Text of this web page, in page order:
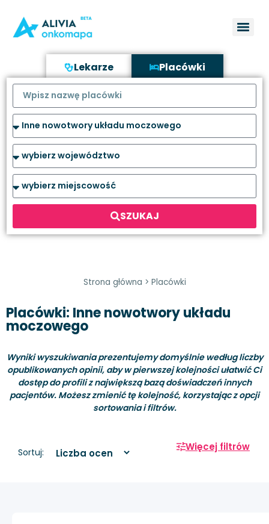
Lekarze Placówki
SZUKAJ
Strona główna > Placówki
Placówki: Inne nowotwory układu
moczowego
Wyniki wyszukiwania prezentujemy domyślnie według liczby
opublikowanych opinii, aby w pierwszej kolejności ułatwić Ci
dostęp do profili z największą bazą doświadczeń innych
pacjentów. Możesz zmienić tę kolejność, korzystając z opcji
sortowania i filtrów.
Sortuj: Więcej filtrów